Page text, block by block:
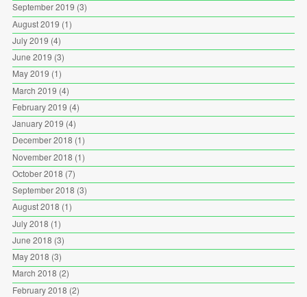
September 2019 (3)
August 2019 (1)
July 2019 (4)
June 2019 (3)
May 2019 (1)
March 2019 (4)
February 2019 (4)
January 2019 (4)
December 2018 (1)
November 2018 (1)
October 2018 (7)
September 2018 (3)
August 2018 (1)
July 2018 (1)
June 2018 (3)
May 2018 (3)
March 2018 (2)
February 2018 (2)